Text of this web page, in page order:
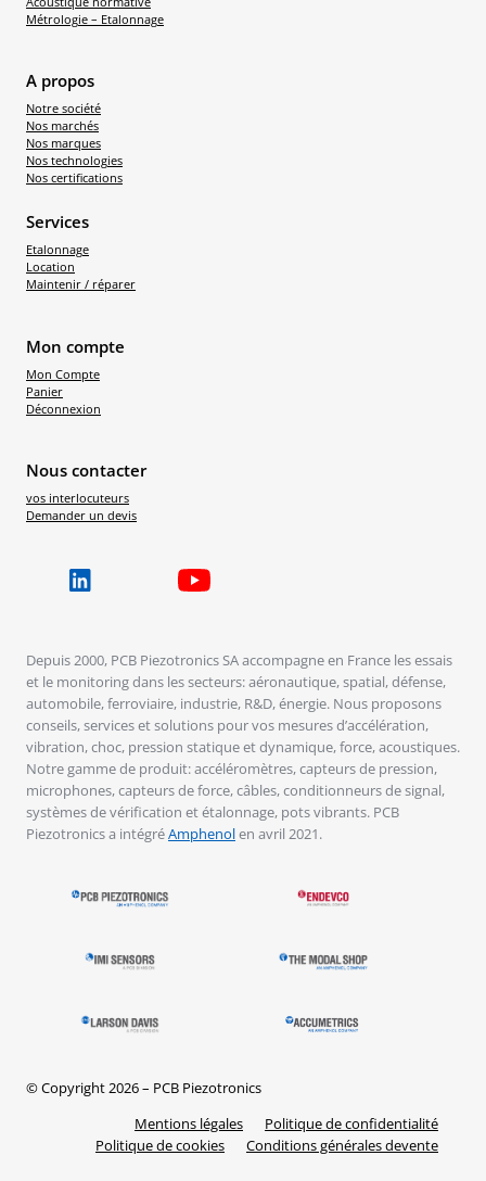
Métrologie – Etalonnage
A propos
Notre société
Nos marchés
Nos marques
Nos technologies
Nos certifications
Services
Etalonnage
Location
Maintenir / réparer
Mon compte
Mon Compte
Panier
Déconnexion
Nous contacter
vos interlocuteurs
Demander un devis
Depuis 2000, PCB Piezotronics SA accompagne en France les essais
et le monitoring dans les secteurs: aéronautique, spatial, défense,
automobile, ferroviaire, industrie, R&D, énergie. Nous proposons
conseils, services et solutions pour vos mesures d’accélération,
vibration, choc, pression statique et dynamique, force, acoustiques.
Notre gamme de produit: accéléromètres, capteurs de pression,
microphones, capteurs de force, câbles, conditionneurs de signal,
systèmes de vérification et étalonnage, pots vibrants. PCB
Piezotronics a intégréAmphenolen avril 2021.
© Copyright 2026 – PCB Piezotronics
Mentions légales
Politique de confidentialité
Politique de cookies
Conditions générales devente